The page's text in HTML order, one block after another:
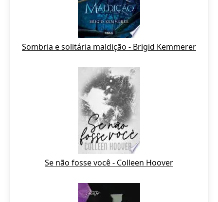
Sombria e solitária maldição - Brigid Kemmerer
Se não fosse você - Colleen Hoover